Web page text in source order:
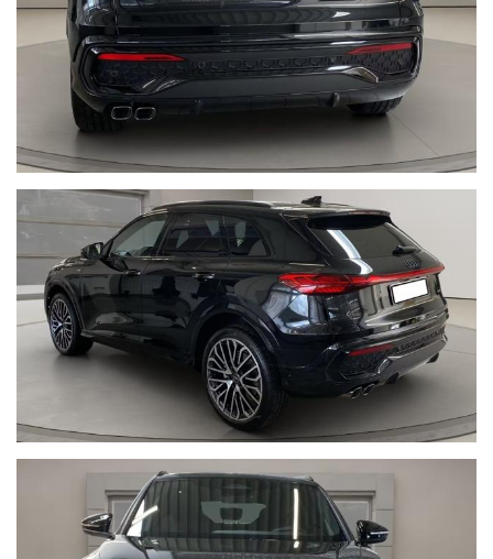
elettr.
Da aggiungere solo l'immatricolazione finale, al prezzo indicato.
VALUTIAMO PERMUTE
POSSIBILITA' DI FINANZIAMENTO ANCHE PER IMPORTO
TOTALE FINO A 96 RATE
La conferma finale avverrà alla visione della vettura, presso la
nostra sede.
È possibile richiedere un colore o un allestimento differente:
verificheremo tra le disponibilità ufficiali la soluzione più adatta
alle vostre esigenze.
DISPONIAMO DI VETTURE AZIENDALI/SEMESTRALI/NUOVE
AUDI, BMW, MINI, MERCEDES-BENZ, VOLKSWAGEN,
PORSCHE, CUPRA, FORD, JEEP, LAND ROVER, VOLVO,
JAGUAR, ...